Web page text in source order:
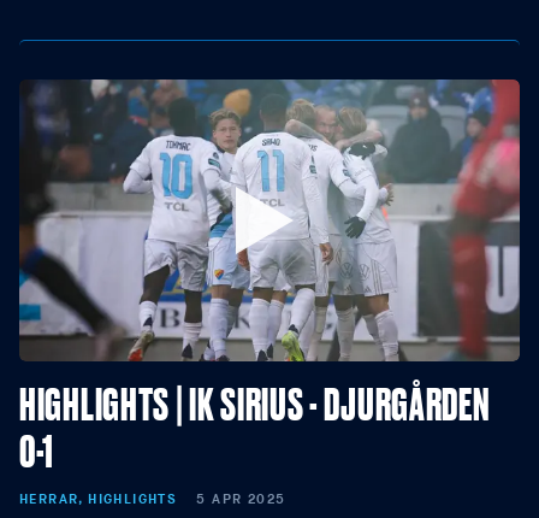
HIGHLIGHTS | IK SIRIUS - DJURGÅRDEN
0-1
HERRAR, HIGHLIGHTS 5 APR 2025